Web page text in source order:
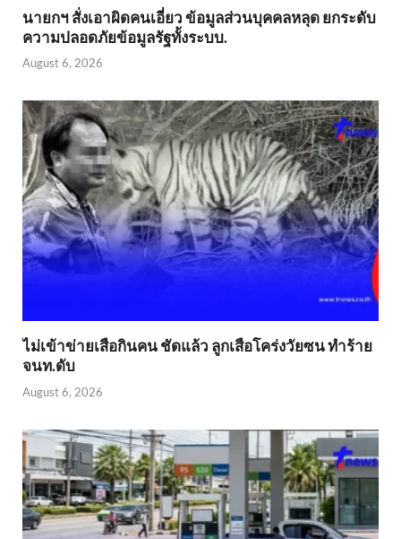
นายกฯ สั่งเอาผิดคนเอี่ยว ข้อมูลส่วนบุคคลหลุด ยกระดับ
ความปลอดภัยข้อมูลรัฐทั้งระบบ.
August 6, 2026
ไม่เข้าข่าย​เสือกินคน ชัดแล้ว ลูกเสือโคร่งวัยซน ทำร้าย
จนท.ดับ
August 6, 2026